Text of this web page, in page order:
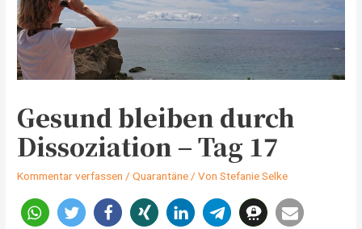
Gesund bleiben durch
Dissoziation – Tag 17
Kommentar verfassen /Quarantäne / VonStefanie Selke